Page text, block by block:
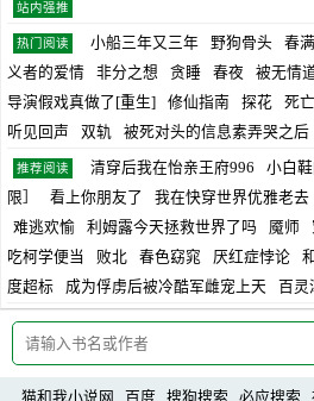
站内强推
热门阅读 小船三年又三年 野狗骨头 春
义者的爱情
非分之想 贪睡 春夜 被无情
导演假戏真做了[重生]
修仙指南 探花 死
听见回声
双轨 被死对头的信息素弄哭之后
推荐阅读 清穿后我在怡亲王府996 小白
限］
看上你朋友了 我在快穿世界优雅老去
难逃欢愉
利姆露今天拯救世界了吗 魇师
吃柯学便当
败北 春色窈窕 厌红症悖论
度超标
成为俘虏后被冷酷军雌宠上天 百灵
猫和我小说网 百度 搜狗搜索 必应搜索